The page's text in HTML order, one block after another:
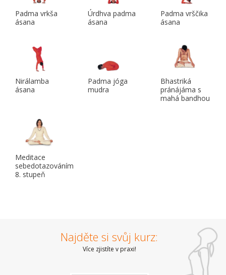
Padma vrkša
ásana
Úrdhva padma
ásana
Padma vrščika
ásana
Nirálamba
ásana
Padma jóga
mudra
Bhastriká
pránájáma s
mahá bandhou
Meditace
sebedotazováním
8. stupeň
Najděte si svůj kurz:
Více zjistíte v praxi!